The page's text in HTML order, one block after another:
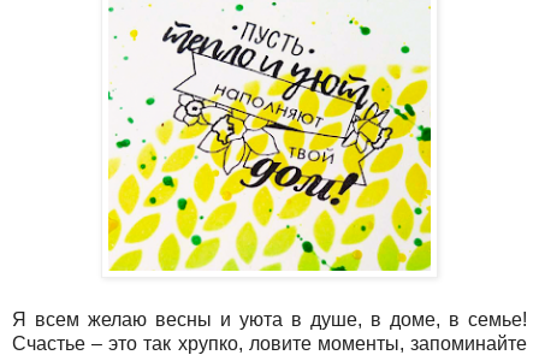
Я всем желаю весны и уюта в душе, в доме, в семье!
Счастье – это так хрупко, ловите моменты, запоминайте